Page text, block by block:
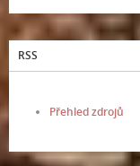
RSS
Přehled zdrojů